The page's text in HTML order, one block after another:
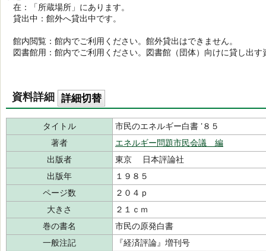
在：「所蔵場所」にあります。
貸出中：館外へ貸出中です。
館内閲覧：館内でご利用ください。館外貸出はできません。
図書館用：館内でご利用ください。図書館（団体）向けに貸し出す
資料詳細 詳細切替
タイトル
市民のエネルギー白書 ’８５
著者
エネルギー問題市民会議 編
出版者
東京 日本評論社
出版年
１９８５
ページ数
２０４ｐ
大きさ
２１ｃｍ
巻の書名
市民の原発白書
一般注記
『経済評論』増刊号